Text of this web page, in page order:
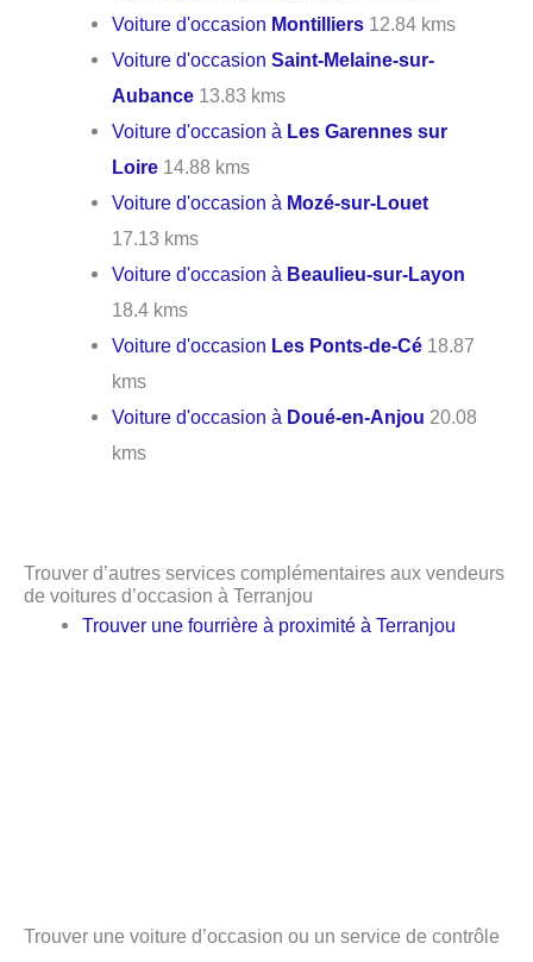
Voiture d'occasion Montilliers 12.84 kms
Voiture d'occasionSaint-Melaine-sur-
Aubance 13.83 kms
Voiture d'occasion à Les Garennes sur
Loire 14.88 kms
Voiture d'occasion à Mozé-sur-Louet
17.13 kms
Voiture d'occasion à Beaulieu-sur-Layon
18.4 kms
Voiture d'occasion Les Ponts-de-Cé 18.87
kms
Voiture d'occasion à Doué-en-Anjou 20.08
kms
Trouver d’autres services complémentaires aux vendeurs
de voitures d’occasion à Terranjou
Trouver une fourrière à proximité à Terranjou
Trouver une voiture d’occasion ou un service de contrôle